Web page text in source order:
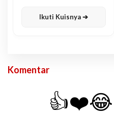
Ikuti Kuisnya ➔
Komentar
👍❤️😂